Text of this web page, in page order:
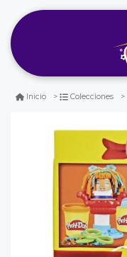
Inicio Colecciones